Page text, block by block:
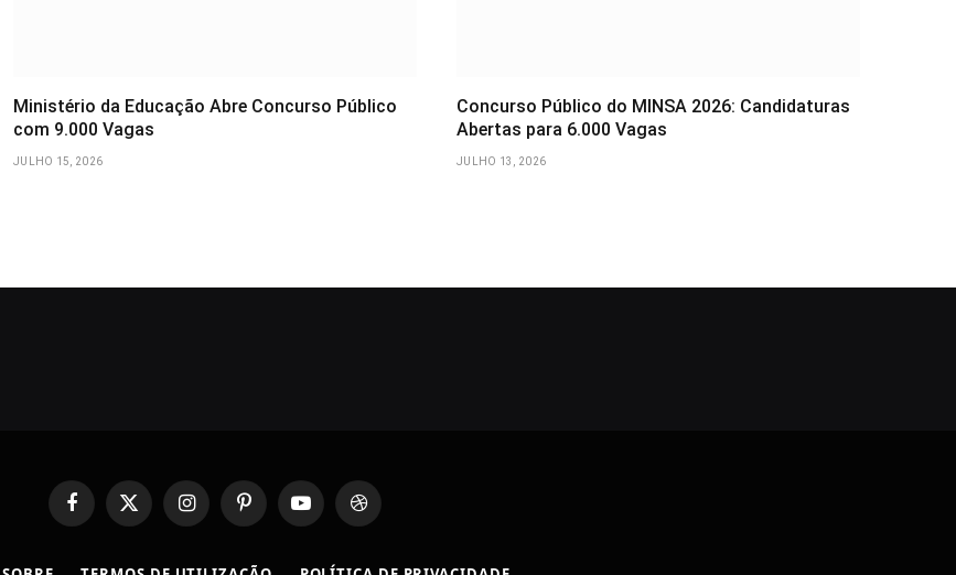
Ministério da Educação Abre Concurso Público
com 9.000 Vagas
JULHO 15, 2026
Concurso Público do MINSA 2026: Candidaturas
Abertas para 6.000 Vagas
JULHO 13, 2026
FacebookX
(Twitter)
InstagramPinterestYouTubeDribbble